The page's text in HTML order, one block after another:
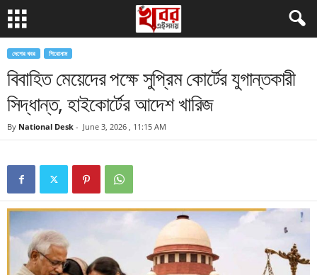
দেশের খবর শিরোনাম
বিবাহিত মেয়েদের পক্ষে সুপ্রিম কোর্টের যুগান্তকারী
সিদ্ধান্ত, হাইকোর্টের আদেশ খারিজ
By National Desk - June 3, 2026 , 11:15 AM